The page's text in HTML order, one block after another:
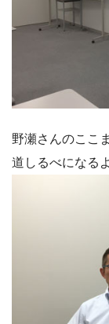
野瀬さんのここ
道しるべになる